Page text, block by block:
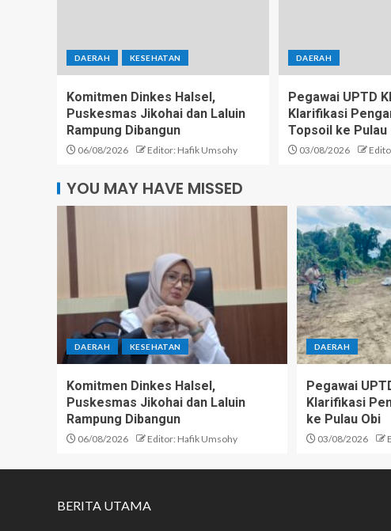
DAERAH KESEHATAN
Komitmen Dinkes Halsel,
Puskesmas Jikohai dan Laluin
Rampung Dibangun
06/08/2026 Editor: Hafik Umsohy
DAERAH
Pegawai UPTD
Klarifikasi
Topsoil ke Pulau
03/08/2026
YOU MAY HAVE MISSED
DAERAH KESEHATAN
Komitmen Dinkes Halsel,
Puskesmas Jikohai dan Laluin
Rampung Dibangun
06/08/2026 Editor: Hafik Umsohy
DAERAH
Pegawai
Klarifikasi
ke Pulau Obi
03/08/2026
BERITA UTAMA